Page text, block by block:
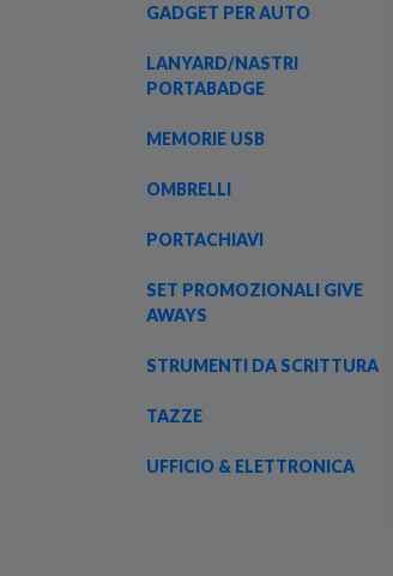
GADGET PER AUTO
LANYARD/NASTRI
PORTABADGE
MEMORIE USB
OMBRELLI
PORTACHIAVI
SET PROMOZIONALI GIVE
AWAYS
STRUMENTI DA SCRITTURA
TAZZE
UFFICIO & ELETTRONICA